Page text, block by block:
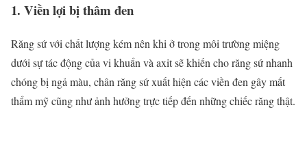
1. Viền lợi bị thâm đen
Răng sứ với chất lượng kém nên khi ở trong môi trường miệng
dưới sự tác động của vi khuẩn và axit sẽ khiến cho răng sứ nhanh
chóng bị ngả màu, chân răng sứ xuất hiện các viền đen gây mất
thẩm mỹ cũng như ảnh hưởng trực tiếp đến những chiếc răng thật.